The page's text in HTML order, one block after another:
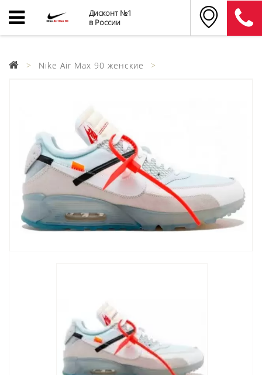
Дисконт №1
в России
Nike Air Max 90 женские